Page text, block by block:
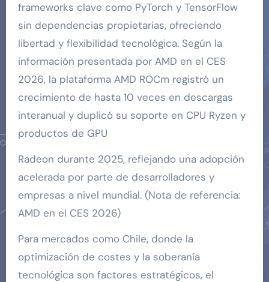
frameworks clave como PyTorch y TensorFlow
sin dependencias propietarias, ofreciendo
libertad y flexibilidad tecnológica. Según la
información presentada por AMD en el CES
2026, la plataforma AMD ROCm registró un
crecimiento de hasta 10 veces en descargas
interanual y duplicó su soporte en CPU Ryzen y
productos de GPU
Radeon durante 2025, reflejando una adopción
acelerada por parte de desarrolladores y
empresas a nivel mundial. (Nota de referencia:
AMD en el CES 2026)
Para mercados como Chile, donde la
optimización de costes y la soberanía
tecnológica son factores estratégicos, el